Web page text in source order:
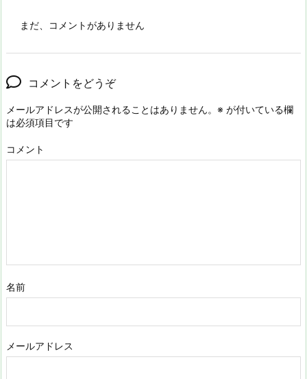
まだ、コメントがありません
コメントをどうぞ
メールアドレスが公開されることはありません。 ※ が付いている欄
は必須項目です
コメント
名前
メールアドレス